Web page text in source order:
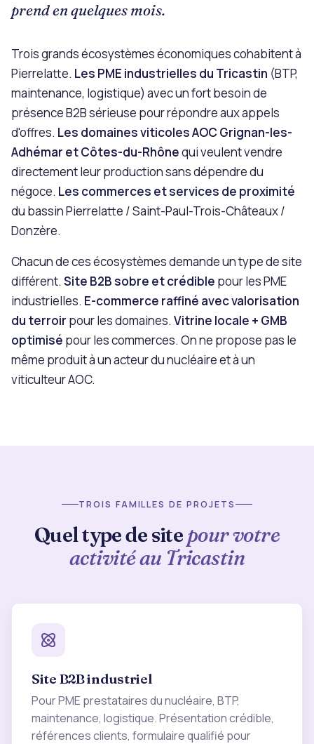
prend en quelques mois.
Trois grands écosystèmes économiques cohabitent à
Pierrelatte. Les PME industrielles du Tricastin (BTP,
maintenance, logistique) avec un fort besoin de
présence B2B sérieuse pour répondre aux appels
d'offres. Les domaines viticoles AOC Grignan-les-
Adhémar et Côtes-du-Rhônequi veulent vendre
directement leur production sans dépendre du
négoce. Les commerces et services de proximité
du bassin Pierrelatte / Saint-Paul-Trois-Châteaux /
Donzère.
Chacun de ces écosystèmes demande un type de site
différent. Site B2B sobre et crédible pour les PME
industrielles. E-commerce raffiné avec valorisation
du terroir pour les domaines. Vitrine locale + GMB
optimisé pour les commerces. On ne propose pas le
même produit à un acteur du nucléaire et à un
viticulteur AOC.
TROIS FAMILLES DE PROJETS
Quel type de site pour votre
activité au Tricastin
Site B2B industriel
Pour PME prestataires du nucléaire, BTP,
maintenance, logistique. Présentation crédible,
références clients, formulaire qualifié pour